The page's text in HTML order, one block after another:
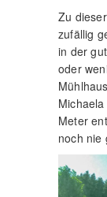
Zu
zufällig
in der
oder
Meter
noch nie